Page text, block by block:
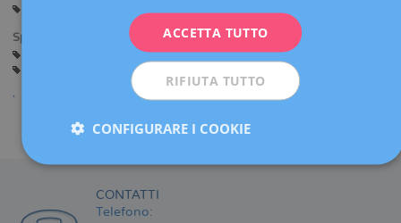
Specialità:
Consulenza prima della Gravidanza
CONTATTI
Telefono:
ACCETTA TUTTO
RIFIUTA TUTTO
CONFIGURARE I COOKIE